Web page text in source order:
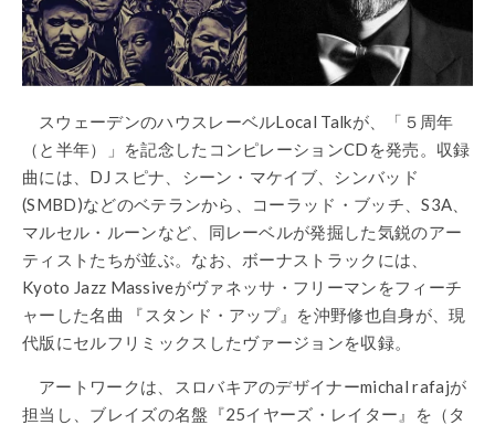
スウェーデンのハウスレーベルLocal Talkが、「５周年
（と半年）」を記念したコンピレーションCDを発売。収録
曲には、DJ スピナ、シーン・マケイブ、シンバッド
(SMBD)などのベテランから、コーラッド・ブッチ、S3A、
マルセル・ルーンなど、同レーベルが発掘した気鋭のアー
ティストたちが並ぶ。なお、ボーナストラックには、
Kyoto Jazz Massiveがヴァネッサ・フリーマンをフィーチ
ャーした名曲 『スタンド・アップ』を沖野修也自身が、現
代版にセルフリミックスしたヴァージョンを収録。
アートワークは、スロバキアのデザイナーmichal rafajが
担当し、ブレイズの名盤『25イヤーズ・レイター』を（タ